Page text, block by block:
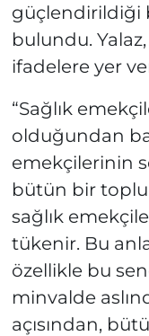
güçlendirildiği
bulundu.
ifadelere yer
“Sağlık
olduğundan
emekçilerinin
bütün bir
sağlık
tükenir. Bu
özellikle bu
minvalde
açısından,